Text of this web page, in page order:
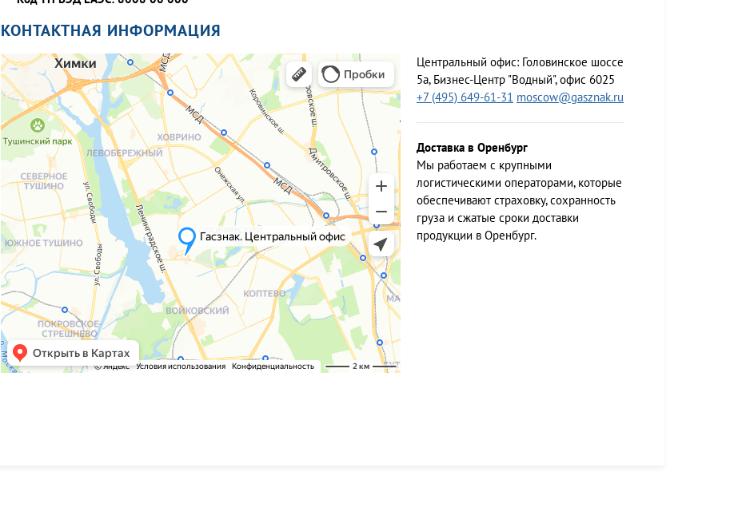
КОНТАКТНАЯ ИНФОРМАЦИЯ
Центральный офис: Головинское шоссе
5а, Бизнес-Центр "Водный", офис 6025
+7 (495) 649-61-31 moscow@gasznak.ru
Доставка в Оренбург
Мы работаем c крупными
логистическими операторами, которые
обеспечивают страховку, сохранность
груза и сжатые сроки доставки
продукции в Оренбург.